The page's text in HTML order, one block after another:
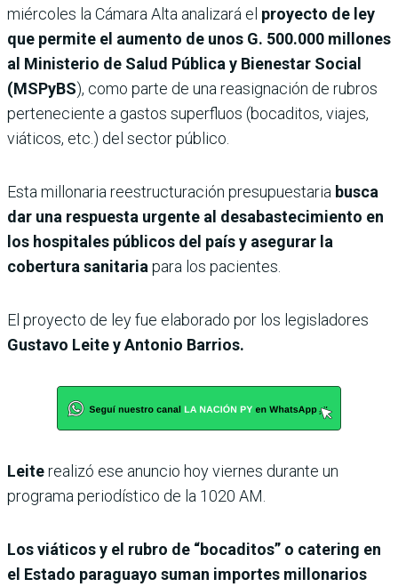
miércoles la Cámara Alta analizará el proyecto de ley
que permite el aumento de unos G. 500.000 millones
al Ministerio de Salud Pública y Bienestar Social
(MSPyBS), como parte de una reasignación de rubros
perteneciente a gastos superfluos (bocaditos, viajes,
viáticos, etc.) del sector público.
Esta millonaria reestructuración presupuestaria busca
dar una respuesta urgente al desabastecimiento en
los hospitales públicos del país y asegurar la
cobertura sanitaria para los pacientes.
El proyecto de ley fue elaborado por los legisladores
Gustavo Leite y Antonio Barrios.
Leiterealizó ese anuncio hoy viernes durante un
programa periodístico de la 1020 AM.
Los viáticos y el rubro de “bocaditos” o catering en
el Estado paraguayo suman importes millonarios